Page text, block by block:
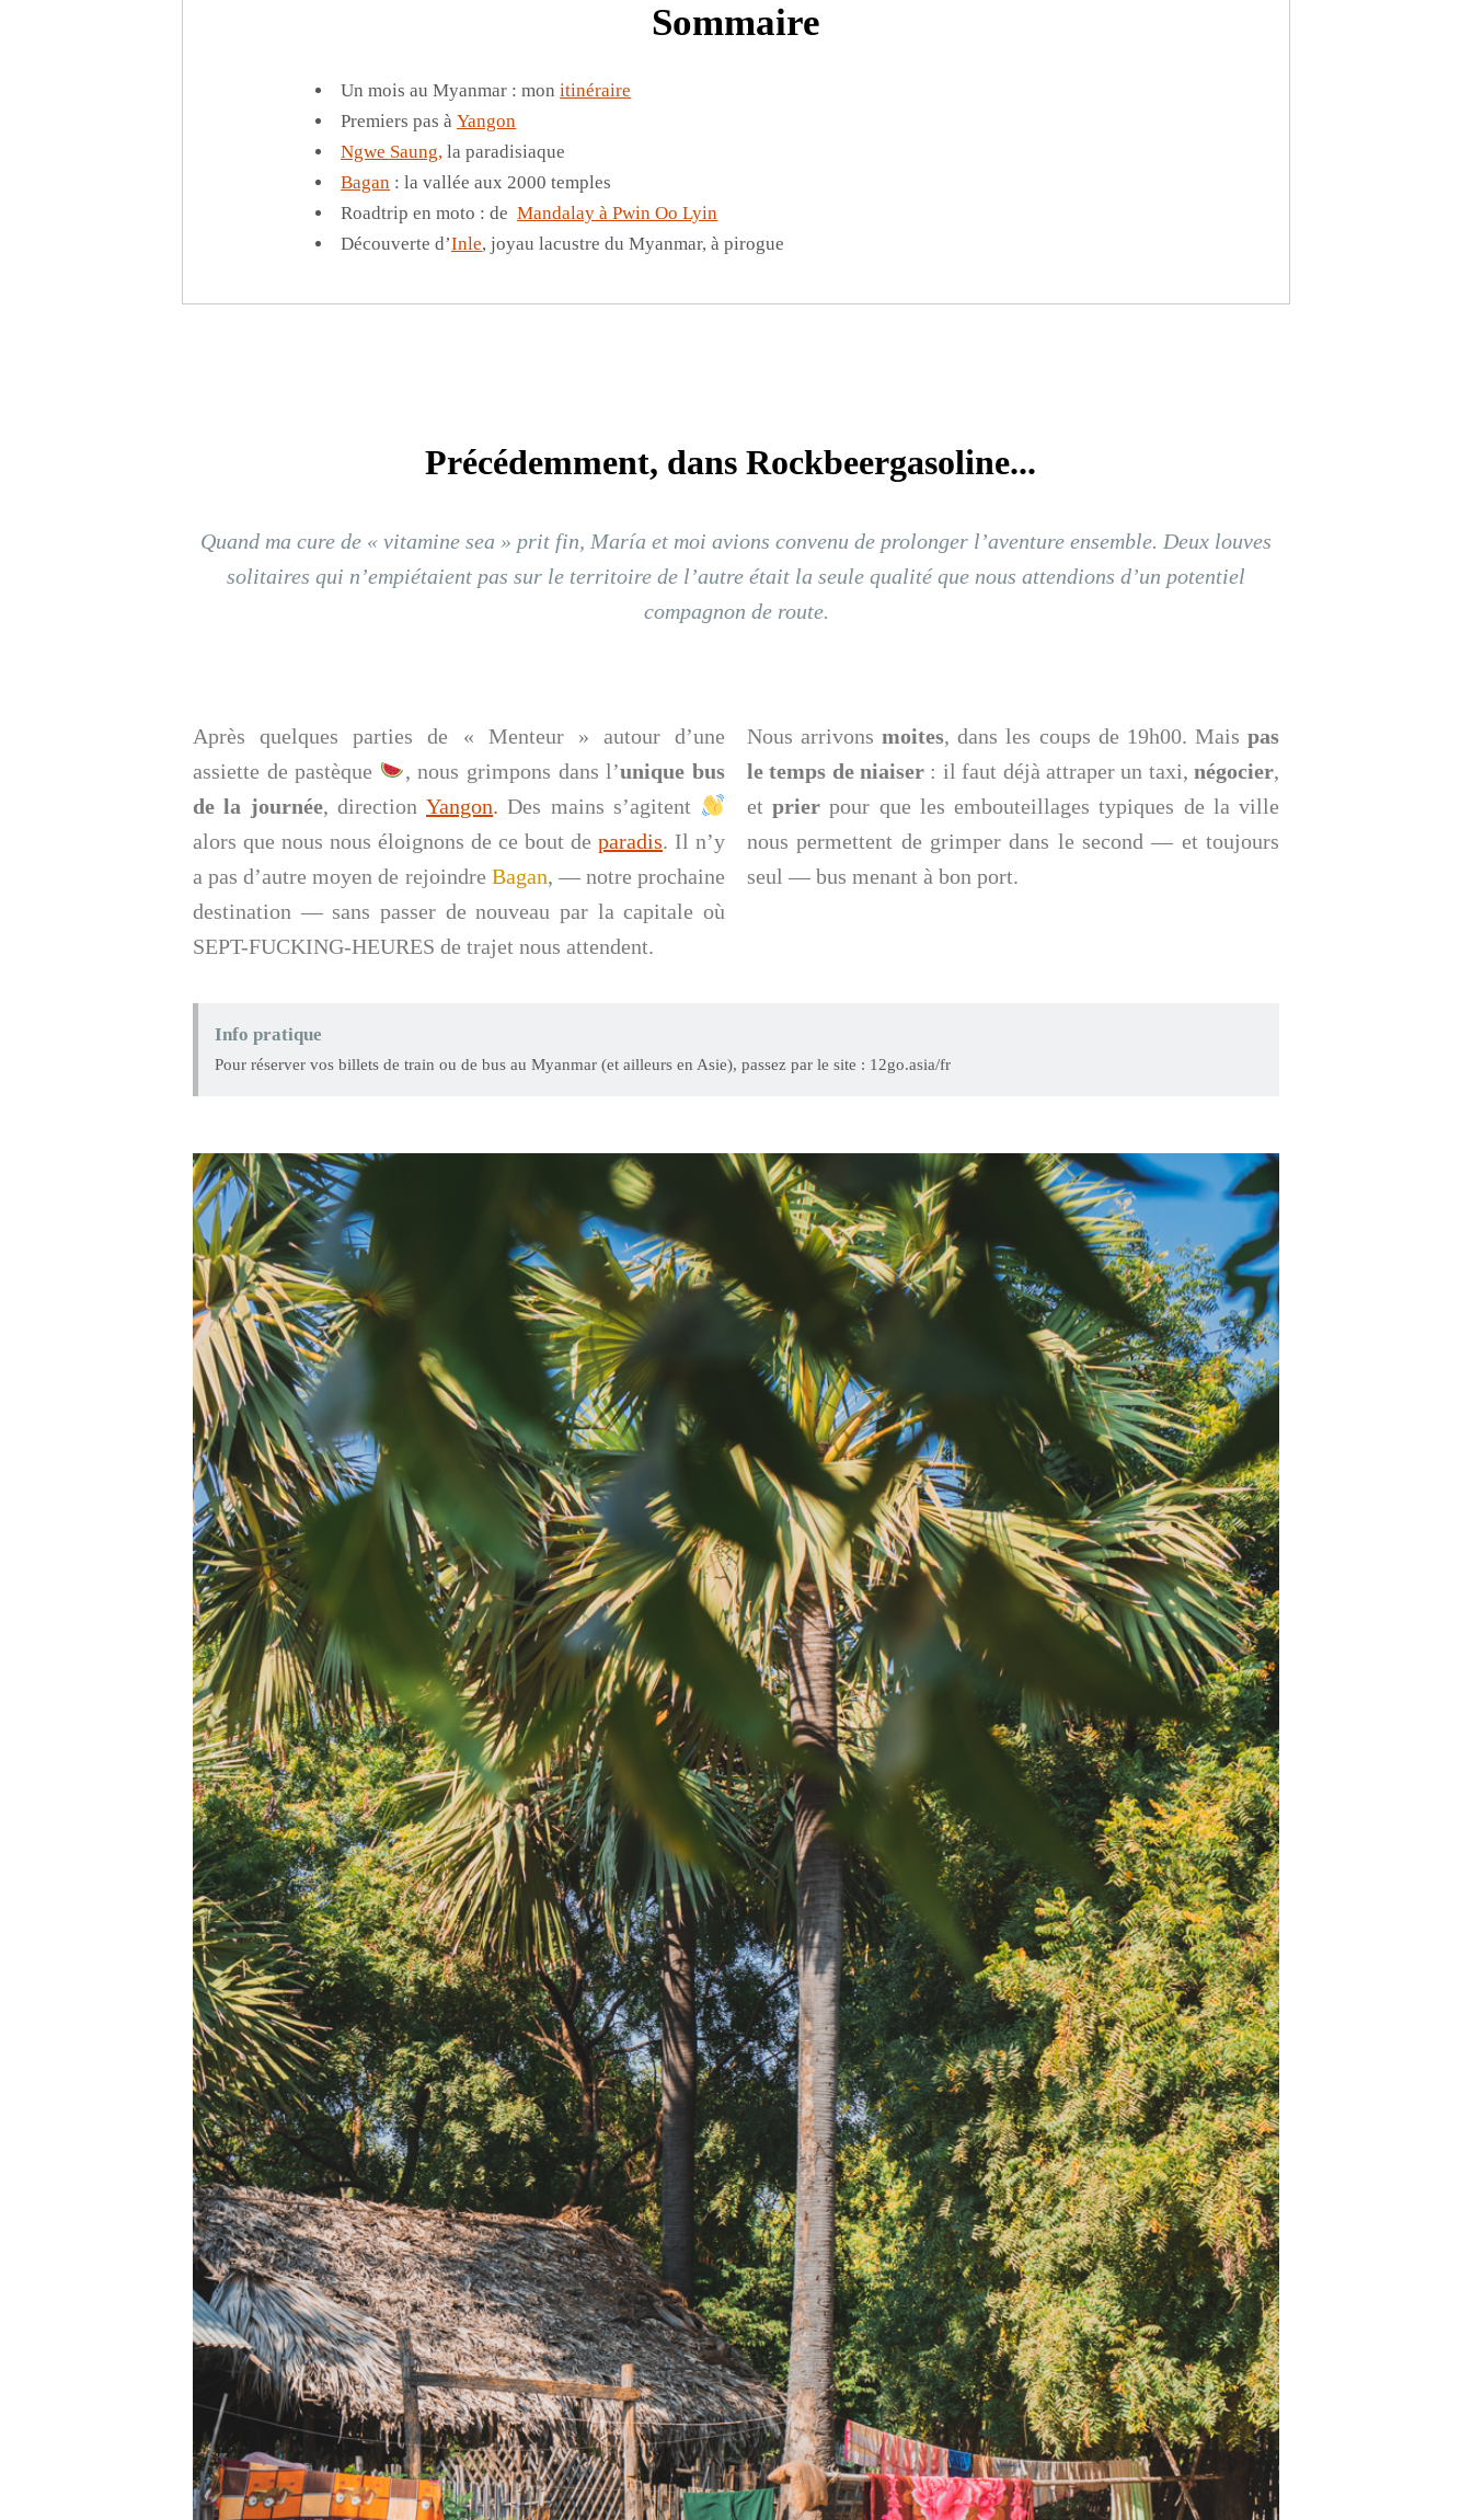
Sommaire
Un mois au Myanmar : monitinéraire
Premiers pas àYangon
Ngwe Saung, la paradisiaque
Bagan : la vallée aux 2000 temples
Roadtrip en moto : deMandalay à Pwin Oo Lyin
Découverte d’Inle, joyau lacustre du Myanmar, à pirogue
Précédemment, dans Rockbeergasoline...
Quand ma cure de « vitamine sea » prit fin, María et moi avions convenu de prolonger l’aventure ensemble. Deux louves
solitaires qui n’empiétaient pas sur le territoire de l’autre était la seule qualité que nous attendions d’un potentiel
compagnon de route.
Après quelques parties de « Menteur » autour d’une
assiette de pastèque
, nous grimpons dans l’unique bus
de la journée, directionYangon. Des mains s’agitent
alors que nous nous éloignons de ce bout de paradis. Il n’y
a pas d’autre moyen de rejoindre Bagan, — notre prochaine
destination — sans passer de nouveau par la capitale où
SEPT-FUCKING-HEURES de trajet nous attendent.
Nous arrivonsmoites, dans les coups de 19h00. Maispas
le temps de niaiser : il faut déjà attraper un taxi,négocier,
etprier pour que les embouteillages typiques de la ville
nous permettent de grimper dans le second — et toujours
seul — bus menant à bon port.
Info pratique
Pour réserver vos billets de train ou de bus au Myanmar (et ailleurs en Asie), passez par le site : 12go.asia/fr